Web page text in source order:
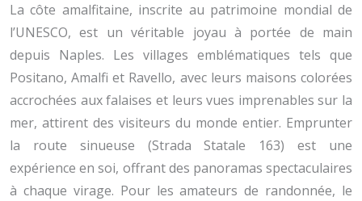
La côte amalfitaine, inscrite au patrimoine mondial de
l’UNESCO, est un véritable joyau à portée de main
depuis Naples. Les villages emblématiques tels que
Positano, Amalfi et Ravello, avec leurs maisons colorées
accrochées aux falaises et leurs vues imprenables sur la
mer, attirent des visiteurs du monde entier. Emprunter
la route sinueuse (Strada Statale 163) est une
expérience en soi, offrant des panoramas spectaculaires
à chaque virage. Pour les amateurs de randonnée, le